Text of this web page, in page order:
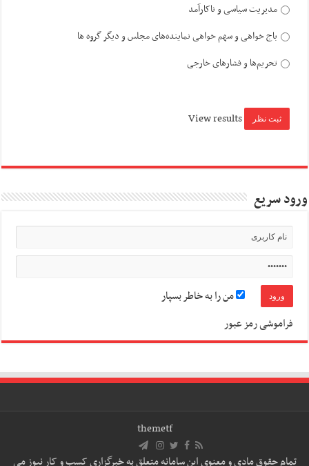
مدیریت سیاسی و ناکارآمد
باج خواهی و سهم خواهی نماینده‌های مجلس و دیگر گروه ها
تحریم‌ها و فشارهای خارجی
View results
ورود سریع
من را به خاطر بسپار
فراموشی رمز عبور
themetf
تمام حقوق مادی و معنوی این سامانه متعلق به خبرگزاری کسب و کار نیوز می